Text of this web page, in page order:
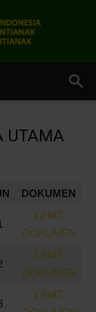
UTAMA
DOKUMEN
LIHAT
DOKUMEN
LIHAT
DOKUMEN
LIHAT